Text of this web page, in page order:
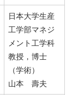
日本大学生産
工学部マネジ
メント工学科
教授，博士
（学術）
山本 壽夫